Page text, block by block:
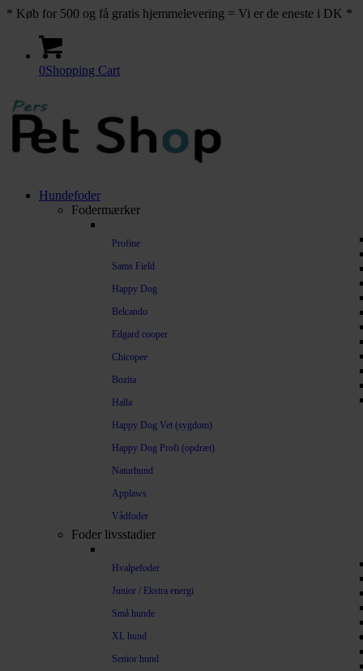
* Køb for 500 og få gratis hjemmelevering = Vi er de eneste i DK *
0Shopping Cart
Hundefoder
Fodermærker
Profine
Sams Field
Happy Dog
Belcando
Edgard cooper
Chicopee
Bozita
Halla
Happy Dog Vet (sygdom)
Happy Dog Profi (opdræt)
Naturhund
Applaws
Vådfoder
Foder livsstadier
Hvalpefoder
Junior / Ekstra energi
Små hunde
XL hund
Senior hund